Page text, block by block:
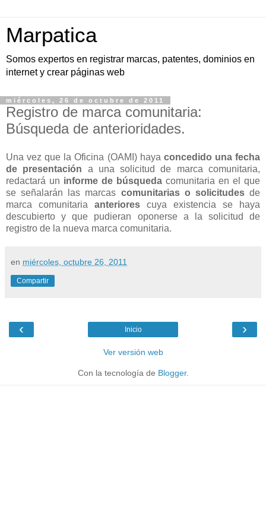
Marpatica
Somos expertos en registrar marcas, patentes, dominios en
internet y crear páginas web
miércoles, 26 de octubre de 2011
Registro de marca comunitaria:
Búsqueda de anterioridades.
Una vez que la Oficina (OAMI) haya concedido una fecha
de presentación a una solicitud de marca comunitaria,
redactará un informe de búsqueda comunitaria en el que
se señalarán las marcas comunitarias o solicitudesde
marca comunitaria anteriores cuya existencia se haya
descubierto y que pudieran oponerse a la solicitud de
registro de la nueva marca comunitaria.
en miércoles, octubre 26, 2011
Compartir
‹ ›
Inicio
Ver versión web
Con la tecnología de Blogger.